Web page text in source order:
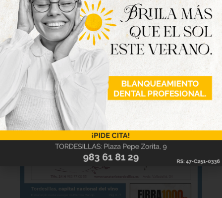
Nueva edición
disponible
Hazte ya con la trigésimo séptima edición de
la revista Tordesillas al día. Haz clic sobre la
imagen para verla online.